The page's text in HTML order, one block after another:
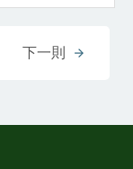
下一則